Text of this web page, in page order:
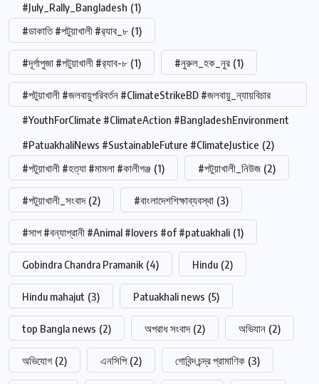
#July_Rally_Bangladesh (1)
#ডাকাতি #পটুয়াখালী #র‍্যাব_৮ (1)
#দূর্গাপুজা #পটুয়াখালী #র‍্যাব-৮ (1) #নুরুল_হক_নুর (1)
#পটুয়াখালী #জলবায়ুপরিবর্তন #ClimateStrikeBD #জলবায়ু_ন্যায়বিচার
#YouthForClimate #ClimateAction #BangladeshEnvironment
#PatuakhaliNews #SustainableFuture #ClimateJustice (2)
#পটুয়াখালী #হত্যা #মামলা #কালীগঞ্জ (1) #পটুয়াখালী_নিউজ (2)
#পটুয়াখালী_সংবাদ (2) #বাংলাদেশশিক্ষাব্যবস্থা (3)
#সাপ #বন্যাপ্রানী #Animal #lovers #of #patuakhali (1)
Gobindra Chandra Pramanik (4) Hindu (2)
Hindu mahajut (3) Patuakhali news (5)
top Bangla news (2) অপরাধ সংবাদ (2) অভিযান (2)
অভিযোগ (2) এনসিপি (2) গোবিন্দ চন্দ্র প্রামাণিক (3)